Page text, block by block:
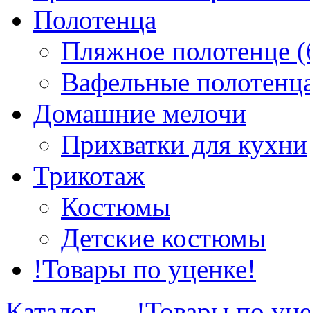
Полотенца
Пляжное полотенце
Вафельные
Домашние мелочи
Прихватки для кухни
Трикотаж
Костюмы
Детские костюмы
!Товары по уценке!